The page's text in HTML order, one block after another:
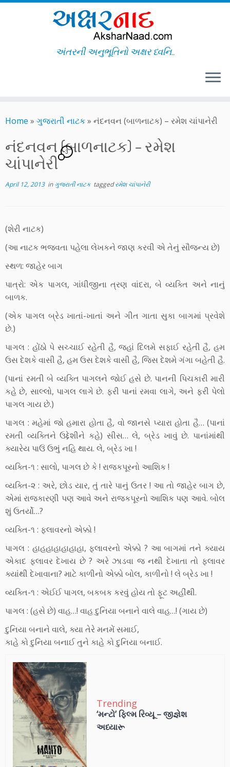
to
અંતરની અનુભૂતિનો અક્ષર ધ્વનિ..
Home » ગુજરાતી નાટક» નંદનવન (બાળનાટક) – રમેશ ચાંપાનેરી
નંદનવન (બાળનાટક) – રમેશ
ચાંપાનેરી
3
April 12, 2013inગુજરાતી નાટક taggedરમેશ ચાંપાનેરી
(શેરી નાટક)
(આ નાટક ભજવતા પહેલા લેખકને જાણ કરવી એ તેનું સૌજન્ય છે)
સ્થળ: જાહેર બાગ
પાત્રો: એક પાગલ, ગાંધીજીના ત્રણ વાંદરા, બે વ્યક્તિ અને નાનું
બાળક.
(એક પાગલ બ્રેડ ખાતાં-ખાતાં અને ગીત ગાતા સુકા બાગમાં પ્રવેશે
છે.)
પાગલ : હોંઠો પે સચ્ચાઈ રહેતી હૈ, જહાં દિલમે સફાઈ રહેતી હૈ, હમ
ઉસ દેશકે વાસી હૈ, હમ ઉસ દેશકે વાસી હૈ, જિસ દેશમે ગંગા બહેતી હૈ.
(પાનાં રમતી બે વ્યક્તિ પાગલને જોઈ હસે છે. પાનની પિચકારી મારી
કહે છે, સાલ્લો, પાગલ લાગે છે. ફરી પાનાં રમવા લાગે, અને ફરી પેલો
પાગલ ગાય છે.)
પાગલ : મહેમાં જો હમારા હોતા હૈ, વો જાનસે પ્યારા હોતા હૈ… (પાનાં
રમતી વ્યક્તિને ઉદ્દેશીને કહે) સીસ… લે, બ્રેડ ખાવું છે. પાનાંમાંથી
ક્યારેય પાઉં ઉભું નહિ થાય. લે, બ્રેડ ખા !
વ્યક્તિ-૧ : સાલો, પાગલ છે કે ! રાજકપૂરનો આશિક !
વ્યક્તિ-૨ : અરે, છોડ યાર, તું તારે પાનું ઉતર ! આ તો જાહેર બાગ છે,
એમાં રાજકારણી પણ આવે અને રાજકપૂરનો આશિક પણ આવે. બોલ
શું ઉતર્યો…?
વ્યક્તિ-૧ : ફલાવરનો એક્કો !
પાગલ : હાહહાહાહાહાહા, ફલાવરનો એક્કો ? આ બાગમાં તને ક્યાય
એકાદ ફ્લાવર દેખાય છે ? અરે ઝાડવા જ નથી દેખાતા તો ફ્લાવર
ક્યાંથી દેખાવાના? માટે કાળીનો એક્કો બોલ, કાળીનો ! લે બ્રેડ ખા !
વ્યક્તિ-૧ : એઈઈ પાગલ, બકબક કરવું હોય તો ફૂટ અહીંથી.
પાગલ : (હસે છે) વાહ…! વાહ દુનિયા બનાને વાલે વાહ…! (ગાય છે)
દુનિયા બનાને વાલે, ક્યા તેરે મનમેં સમાઈ,
કાહે કો દુનિયા બનાઈ તુને કાહે કો દુનિયા બનાઈ.
Trending
‘મન્ટો’ ફિલ્મ રિવ્યૂ – જીજ્ઞેશ
અધ્યારૂ